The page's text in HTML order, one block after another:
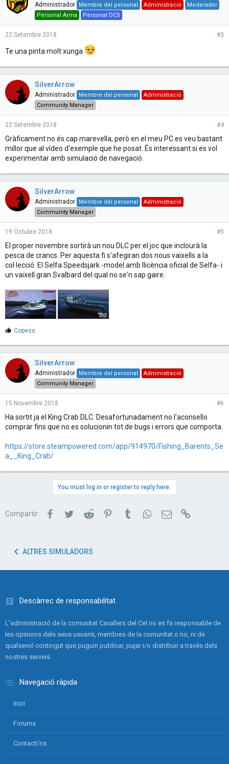
Administrador Membre del personal Administració
Moderador
Personal Arma
Personal DCS
22 Setembre 2018 #3
Te una pinta molt xunga
SilverArrow
Administrador Membre del personal
Administració
Community Manager
22 Setembre 2018 #4
Gràficament no és cap marevella, però en el meu PC es veu bastant
millor que al vídeo d'exemple que he posat. És interessant si es vol
experimentar amb simulació de navegació.
SilverArrow
Administrador Membre del personal
Administració
Community Manager
19 Octubre 2018 #5
El proper novembre sortirà un nou DLC per el joc que inclourà la
pesca de crancs. Per aquesta fi s'afegiran dos nous vaixells a la
col·lecció. El Selfa Speedsjark -model amb llicència oficial de Selfa- i
un vaixell gran Svalbard del qual no se'n sap gaire.
M
a
g
a
d
s
:
Copess
SilverArrow
Administrador Membre del personal
Administració
Community Manager
15 Novembre 2018 #6
Ha sortit ja el King Crab DLC. Desafortunadament no l'aconsello
comprar fins que no es solucionin tot de bugs i errors que comporta.
https://store.steampowered.com/app/914970/Fishing_Barents_Se
a__King_Crab/
You must log in or register to reply here.
Compartir: FacebookTwitterReddit PinterestTumblrWhatsAppCorreu electrònic
ALTRES SIMULADORS
Descàrrec de responsabilitat
L'administració de la comunitat Cavallers del Cel no es fa responsable de
les opinions dels seus usuaris, membres de la comunitat o no, ni de
qualsevol contingut que puguin publicar, pujar i/o distribuir a través dels
nostres serveis.
Navegació ràpida
Inici
Forums
Contacti'ns